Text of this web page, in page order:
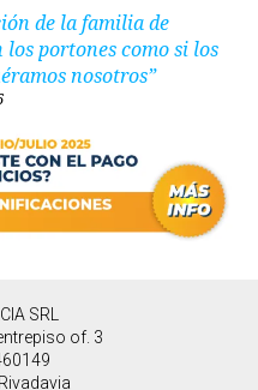
de la familia de
portones como si los
nosotros”
SRL
of. 3